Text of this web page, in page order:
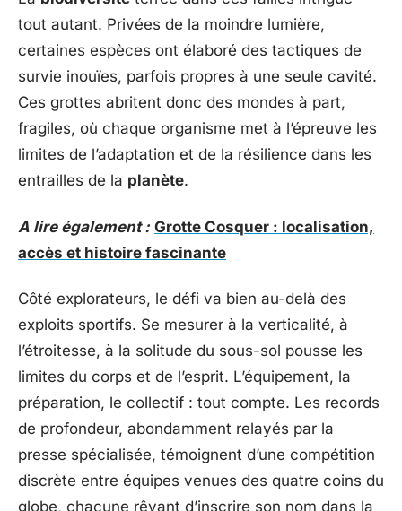
tout autant. Privées de la moindre lumière,
certaines espèces ont élaboré des tactiques de
survie inouïes, parfois propres à une seule cavité.
Ces grottes abritent donc des mondes à part,
fragiles, où chaque organisme met à l’épreuve les
limites de l’adaptation et de la résilience dans les
entrailles de la planète.
A lire également : Grotte Cosquer : localisation,
accès et histoire fascinante
Côté explorateurs, le défi va bien au-delà des
exploits sportifs. Se mesurer à la verticalité, à
l’étroitesse, à la solitude du sous-sol pousse les
limites du corps et de l’esprit. L’équipement, la
préparation, le collectif : tout compte. Les records
de profondeur, abondamment relayés par la
presse spécialisée, témoignent d’une compétition
discrète entre équipes venues des quatre coins du
globe, chacune rêvant d’inscrire son nom dans la